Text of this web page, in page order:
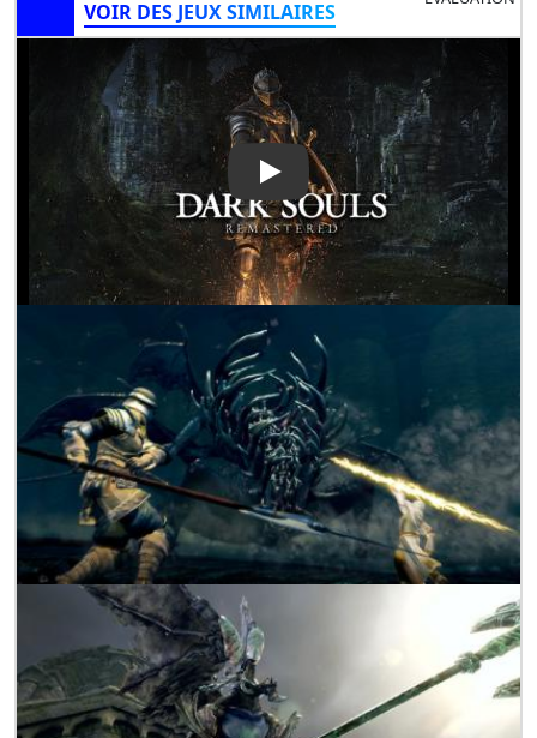
VOIR DES JEUX SIMILAIRES
Play Video: DARK SOULS: